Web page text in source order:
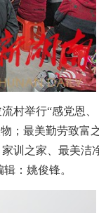
村举行“感党恩、
；最美勤劳致富
训之家、最美洁
：姚俊锋。